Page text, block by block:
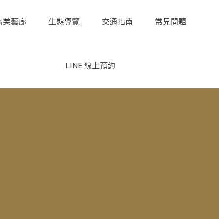
美藝廊 生態導覽 交通指南 常見問題
LINE 線上預約